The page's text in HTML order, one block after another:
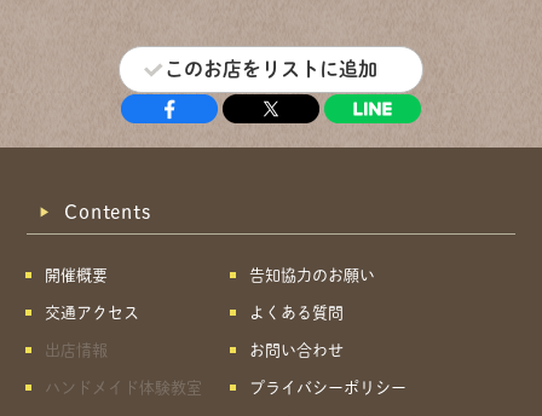
このお店をリストに追加
Contents
開催概要
交通アクセス
出店情報
ハンドメイド体験教室
告知協力のお願い
よくある質問
お問い合わせ
プライバシーポリシー